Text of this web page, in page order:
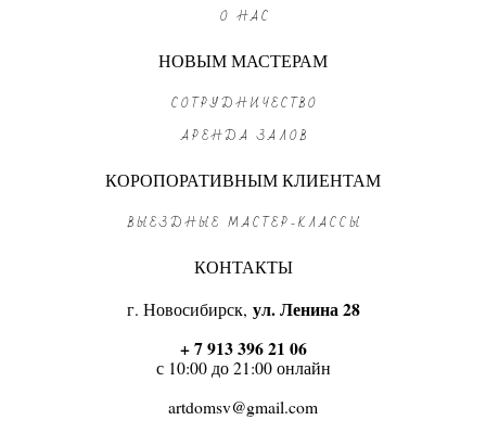
О НАС
НОВЫМ МАСТЕРАМ
СОТРУДНИЧЕСТВО
АРЕНДА ЗАЛОВ
КОРОПОРАТИВНЫМ КЛИЕНТАМ
ВЫЕЗДНЫЕ МАСТЕР-КЛАССЫ
КОНТАКТЫ
г. Новосибирск, ул. Ленина 28
+ 7 913 396 21 06
с 10:00 до 21:00 онлайн
artdomsv@gmail.com